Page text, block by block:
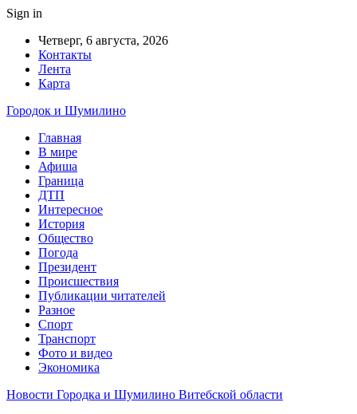
Sign in
Четверг, 6 августа, 2026
Контакты
Лента
Карта
Городок и Шумилино
Главная
В мире
Афиша
Граница
ДТП
Интересное
История
Общество
Погода
Президент
Происшествия
Публикации читателей
Разное
Спорт
Транспорт
Фото и видео
Экономика
Новости Городка и Шумилино Витебской области